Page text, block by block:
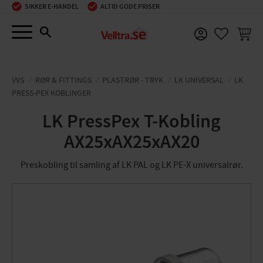
Menu
SIKKER E-HANDEL ALTID GODE PRISER
VVS RØR & FITTINGS PLASTRØR - TRYK LK UNIVERSAL
LK
PRESS-PEX KOBLINGER
LK PressPex T-Kobling
AX25xAX25xAX20
Preskobling til samling af LK PAL og LK PE-X universalrør.